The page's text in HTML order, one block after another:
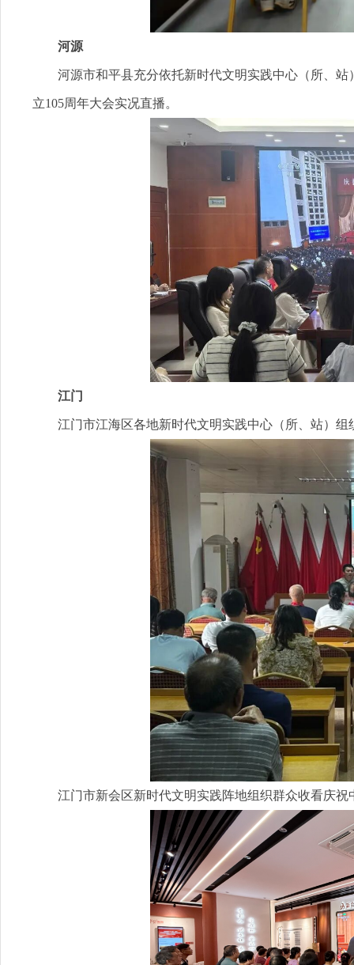
河源
河源市和平县充分依托新时代文明实践中心（所、站
立105周年大会实况直播。
江门
江门市江海区各地新时代文明实践中心（所、站）组
江门市新会区新时代文明实践阵地组织群众收看庆祝